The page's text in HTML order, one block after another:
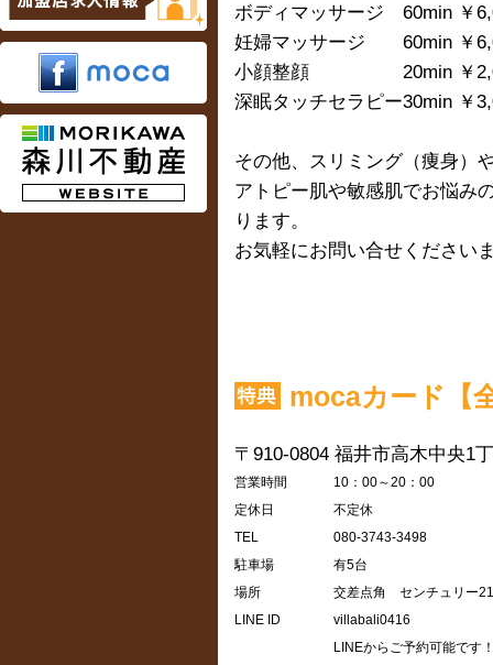
ボディマッサージ 60min ￥
妊婦マッサージ 60min ￥
小顔整顔 20min ￥
深眠タッチセラピー30min ￥
その他、スリミング（痩身）
アトピー肌や敏感肌でお悩み
ります。
お気軽にお問い合せください
mocaカード【
〒910-0804 福井市高木中央1
営業時間
10：00～20：00
定休日
不定休
TEL
080-3743-3498
駐車場
有5台
場所
交差点角 センチュリー
LINE ID
villabali0416
LINEからご予約可能です